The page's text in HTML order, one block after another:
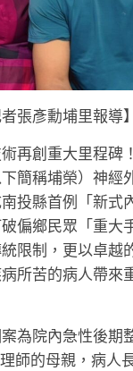
張彥勳埔里報導】
再創重大里程碑
簡稱埔榮）神經
投縣首例「新式
偏鄉民眾「重大
限制，更以卓越
所苦的病人帶來
為院內急性後期
理師的母親，病人